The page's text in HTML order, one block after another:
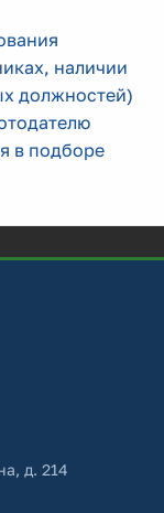
наличии
должностей)
в подборе
д. 214